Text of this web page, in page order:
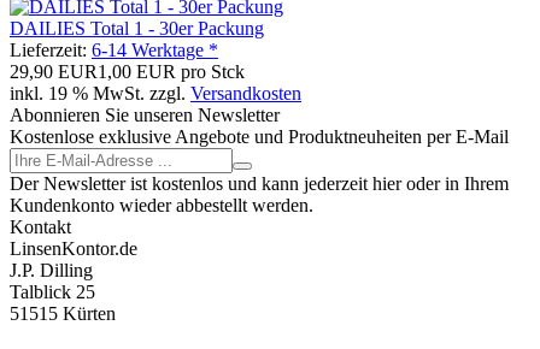
DAILIES Total 1 - 30er Packung
Lieferzeit: 6-14 Werktage *
29,90 EUR1,00 EUR pro Stck
inkl. 19 % MwSt. zzgl. Versandkosten
Abonnieren Sie unseren Newsletter
Kostenlose exklusive Angebote und Produktneuheiten per E-Mail
Der Newsletter ist kostenlos und kann jederzeit hier oder in Ihrem
Kundenkonto wieder abbestellt werden.
Kontakt
LinsenKontor.de
J.P. Dilling
Talblick 25
51515 Kürten